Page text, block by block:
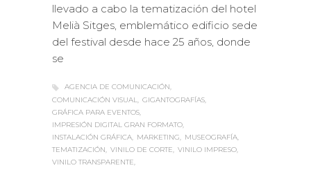
llevado a cabo la tematización del hotel
Melià Sitges, emblemático edificio sede
del festival desde hace 25 años, donde
se
AGENCIA DE COMUNICACIÓN
COMUNICACIÓN VISUAL GIGANTOGRAFÍAS
GRÁFICA PARA EVENTOS
IMPRESIÓN DIGITAL GRAN FORMATO
INSTALACIÓN GRÁFICA
MARKETING
MUSEOGRAFÍA
TEMATIZACIÓN
VINILO DE CORTE
VINILO IMPRESO
VINILO TRANSPARENTE